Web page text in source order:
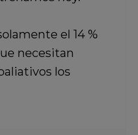
el 14 %
necesitan
los